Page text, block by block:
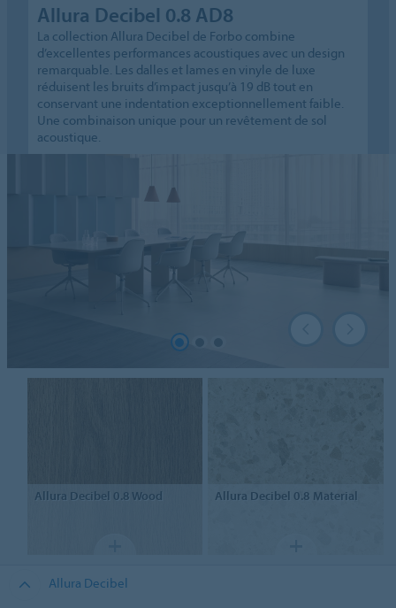
Allura Decibel 0.8 AD8
La collection Allura Decibel de Forbo combine
d’excellentes performances acoustiques avec un design
remarquable. Les dalles et lames en vinyle de luxe
réduisent les bruits d’impact jusqu’à 19 dB tout en
conservant une indentation exceptionnellement faible.
Une combinaison unique pour un revêtement de sol
acoustique.
Allura Decibel 0.8 Wood Allura Decibel 0.8 Material
Allura Decibel